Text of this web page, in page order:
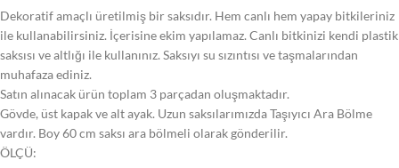
Dekoratif amaçlı üretilmiş bir saksıdır. Hem canlı hem yapay bitkileriniz
ile kullanabilirsiniz. İçerisine ekim yapılamaz. Canlı bitkinizi kendi plastik
saksısı ve altlığı ile kullanınız. Saksıyı su sızıntısı ve taşmalarından
muhafaza ediniz.
Satın alınacak ürün toplam 3 parçadan oluşmaktadır.
Gövde, üst kapak ve alt ayak. Uzun saksılarımızda Taşıyıcı Ara Bölme
vardır. Boy 60 cm saksı ara bölmeli olarak gönderilir.
ÖLÇÜ: